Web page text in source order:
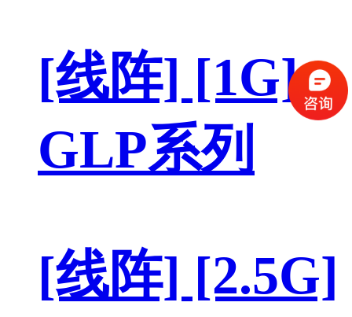
[线阵] [1G]
GLP系列
[线阵] [2.5G]